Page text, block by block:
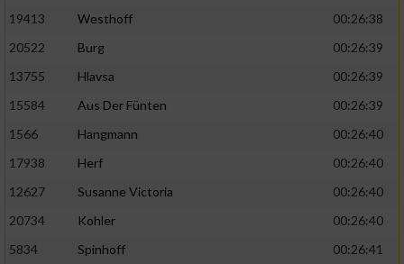
19413
Westhoff
00:26:38
20522
Burg
00:26:39
13755
Hlavsa
00:26:39
15584
Aus Der Fünten
00:26:39
1566
Hangmann
00:26:40
17938
Herf
00:26:40
12627
Susanne Victoria
00:26:40
20734
Kohler
00:26:40
5834
Spinhoff
00:26:41